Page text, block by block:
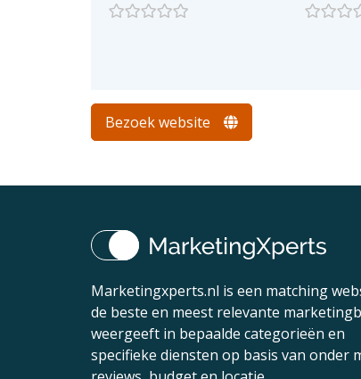
Bezoek website
Marketingxperts.nl is een matching
de beste en meest relevante
weergeeft in bepaalde categorieën en
specifieke diensten op basis van onder